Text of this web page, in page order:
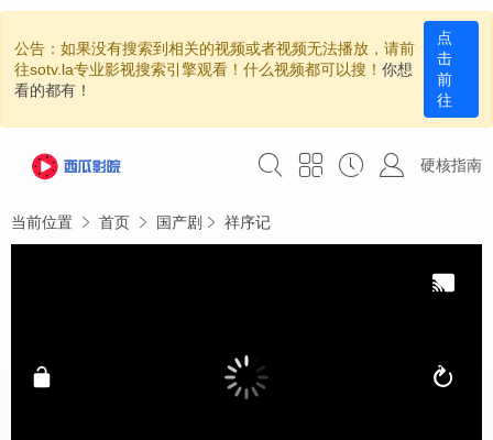
公告：如果没有搜索到相关的视频或者视频无法播放，请前
往sotv.la专业影视搜索引擎观看！什么视频都可以搜！ 你想
看的都有！
点
击
前
往
硬核指南
当前位置 首页 国产剧 祥序记